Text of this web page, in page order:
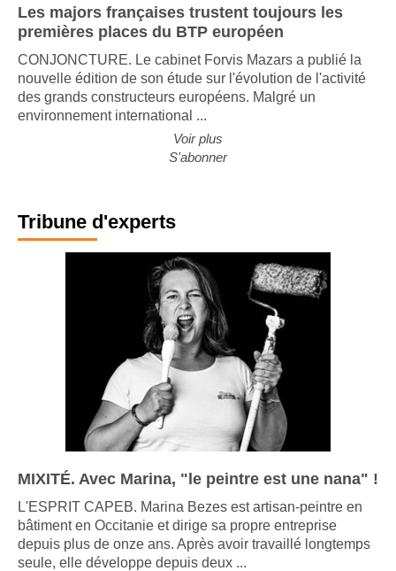
Les majors françaises trustent toujours les
premières places du BTP européen
CONJONCTURE. Le cabinet Forvis Mazars a publié la
nouvelle édition de son étude sur l'évolution de l'activité
des grands constructeurs européens. Malgré un
environnement international ...
Voir plus
S'abonner
Tribune d'experts
MIXITÉ. Avec Marina, "le peintre est une nana" !
L'ESPRIT CAPEB. Marina Bezes est artisan-peintre en
bâtiment en Occitanie et dirige sa propre entreprise
depuis plus de onze ans. Après avoir travaillé longtemps
seule, elle développe depuis deux ...